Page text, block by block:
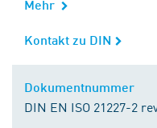
Mehr
Kontakt zu DIN
Kontakt zu DIN
Dokumentnummer
DIN EN ISO 21227-2